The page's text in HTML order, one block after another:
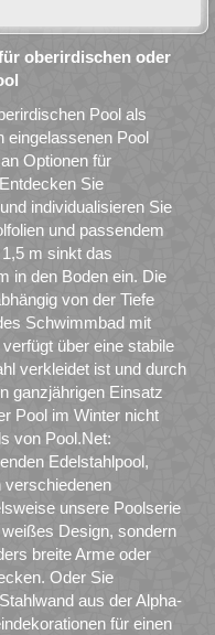
oberirdischen oder
Pool als
eingelassenen Pool
Optionen für
Sie
individualisieren Sie
und passendem
m sinkt das
in den Boden ein. Die
von der Tiefe
Schwimmbad mit
über eine stabile
verkleidet ist und durch
ganzjährigen Einsatz
Pool im Winter nicht
von Pool.Net:
Edelstahlpool,
verschiedenen
unsere Poolserie
Design, sondern
breite Arme oder
Oder Sie
aus der Alpha-
für einen